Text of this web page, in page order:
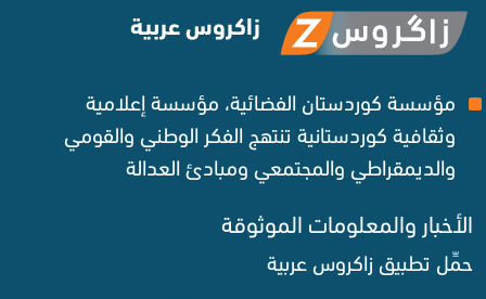
زاكروس عربية
مؤسسة كوردستان الفضائية، مؤسسة إعلامية
وثقافية كوردستانية تنتهج الفكر الوطني والقومي
والديمقراطي والمجتمعي ومبادئ العدالة ‌
الأخبار والمعلومات الموثوقة‌
حمِّل تطبيق زاكروس عربية